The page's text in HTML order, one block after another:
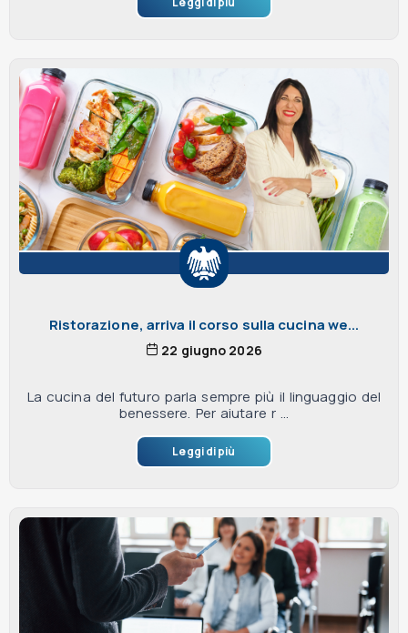
Ristorazione, arriva il corso sulla cucina we...
22 giugno 2026
La cucina del futuro parla sempre più il linguaggio del
benessere. Per aiutare r ...
Leggi di più